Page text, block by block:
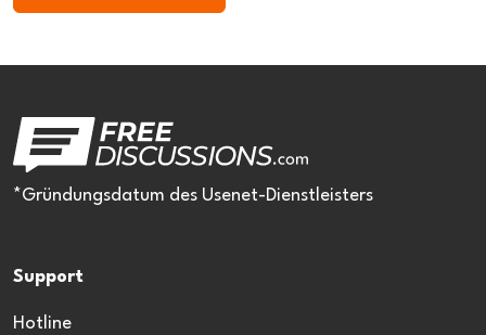
*Gründungsdatum des Usenet-Dienstleisters
Support
Hotline